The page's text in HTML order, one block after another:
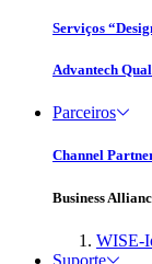
Serviços
Advantech
Parceiros
Channel
Business
WISE-
Suporte